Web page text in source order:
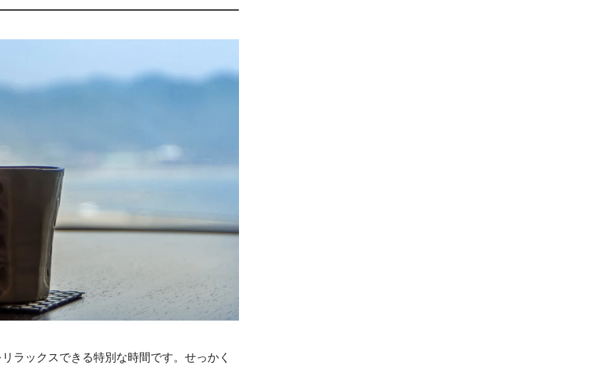
ラックスできる特別な時間です。せっかく